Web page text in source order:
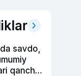
savdo,
qancha